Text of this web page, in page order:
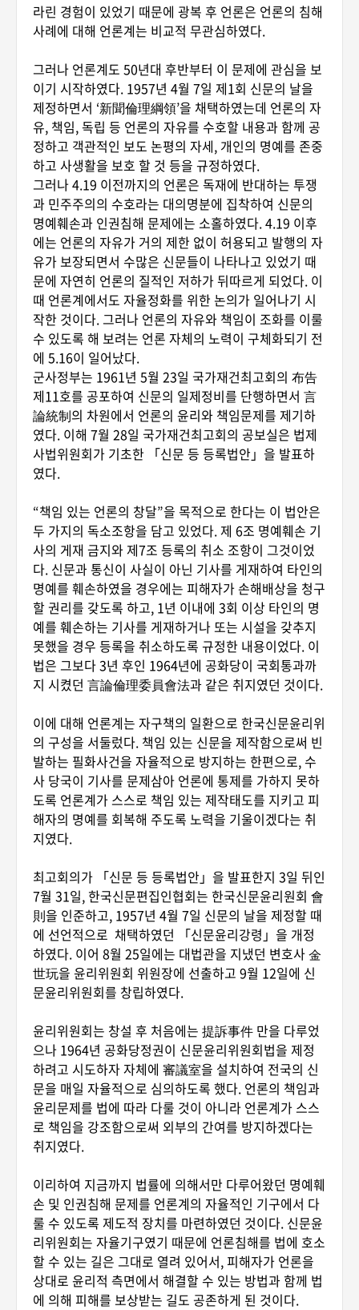
라린 경험이 있었기 때문에 광복 후 언론은 언론의 침해
사례에 대해 언론계는 비교적 무관심하였다.
그러나 언론계도 50년대 후반부터 이 문제에 관심을 보
이기 시작하였다. 1957년 4월 7일 제1회 신문의 날을
제정하면서 ‘新聞倫理綱領’을 채택하였는데 언론의 자
유, 책임, 독립 등 언론의 자유를 수호할 내용과 함께 공
정하고 객관적인 보도 논평의 자세, 개인의 명예를 존중
하고 사생활을 보호 할 것 등을 규정하였다.
그러나 4.19 이전까지의 언론은 독재에 반대하는 투쟁
과 민주주의의 수호라는 대의명분에 집착하여 신문의
명예훼손과 인권침해 문제에는 소홀하였다. 4.19 이후
에는 언론의 자유가 거의 제한 없이 허용되고 발행의 자
유가 보장되면서 수많은 신문들이 나타나고 있었기 때
문에 자연히 언론의 질적인 저하가 뒤따르게 되었다. 이
때 언론계에서도 자율정화를 위한 논의가 일어나기 시
작한 것이다. 그러나 언론의 자유와 책임이 조화를 이룰
수 있도록 해 보려는 언론 자체의 노력이 구체화되기 전
에 5.16이 일어났다.
군사정부는 1961년 5월 23일 국가재건최고회의 布告
제11호를 공포하여 신문의 일제정비를 단행하면서 言
論統制의 차원에서 언론의 윤리와 책임문제를 제기하
였다. 이해 7월 28일 국가재건최고회의 공보실은 법제
사법위원회가 기초한 「신문 등 등록법안」을 발표하
였다.
“책임 있는 언론의 창달”을 목적으로 한다는 이 법안은
두 가지의 독소조항을 담고 있었다. 제 6조 명예훼손 기
사의 게재 금지와 제7조 등록의 취소 조항이 그것이었
다. 신문과 통신이 사실이 아닌 기사를 게재하여 타인의
명예를 훼손하였을 경우에는 피해자가 손해배상을 청구
할 권리를 갖도록 하고, 1년 이내에 3회 이상 타인의 명
예를 훼손하는 기사를 게재하거나 또는 시설을 갖추지
못했을 경우 등록을 취소하도록 규정한 내용이었다. 이
법은 그보다 3년 후인 1964년에 공화당이 국회통과까
지 시켰던 言論倫理委員會法과 같은 취지였던 것이다.
이에 대해 언론계는 자구책의 일환으로 한국신문윤리위
의 구성을 서둘렀다. 책임 있는 신문을 제작함으로써 빈
발하는 필화사건을 자율적으로 방지하는 한편으로, 수
사 당국이 기사를 문제삼아 언론에 통제를 가하지 못하
도록 언론계가 스스로 책임 있는 제작태도를 지키고 피
해자의 명예를 회복해 주도록 노력을 기울이겠다는 취
지였다.
최고회의가 「신문 등 등록법안」을 발표한지 3일 뒤인
7월 31일, 한국신문편집인협회는 한국신문윤리원회 會
則을 인준하고, 1957년 4월 7일 신문의 날을 제정할 때
에 선언적으로 채택하였던 「신문윤리강령」을 개정
하였다. 이어 8월 25일에는 대법관을 지냈던 변호사 金
世玩을 윤리위원회 위원장에 선출하고 9월 12일에 신
문윤리위원회를 창립하였다.
윤리위원회는 창설 후 처음에는 提訴事件 만을 다루었
으나 1964년 공화당정권이 신문윤리위원회법을 제정
하려고 시도하자 자체에 審議室을 설치하여 전국의 신
문을 매일 자율적으로 심의하도록 했다. 언론의 책임과
윤리문제를 법에 따라 다룰 것이 아니라 언론계가 스스
로 책임을 강조함으로써 외부의 간여를 방지하겠다는
취지였다.
이리하여 지금까지 법률에 의해서만 다루어왔던 명예훼
손 및 인권침해 문제를 언론계의 자율적인 기구에서 다
룰 수 있도록 제도적 장치를 마련하였던 것이다. 신문윤
리위원회는 자율기구였기 때문에 언론침해를 법에 호소
할 수 있는 길은 그대로 열려 있어서, 피해자가 언론을
상대로 윤리적 측면에서 해결할 수 있는 방법과 함께 법
에 의해 피해를 보상받는 길도 공존하게 된 것이다.